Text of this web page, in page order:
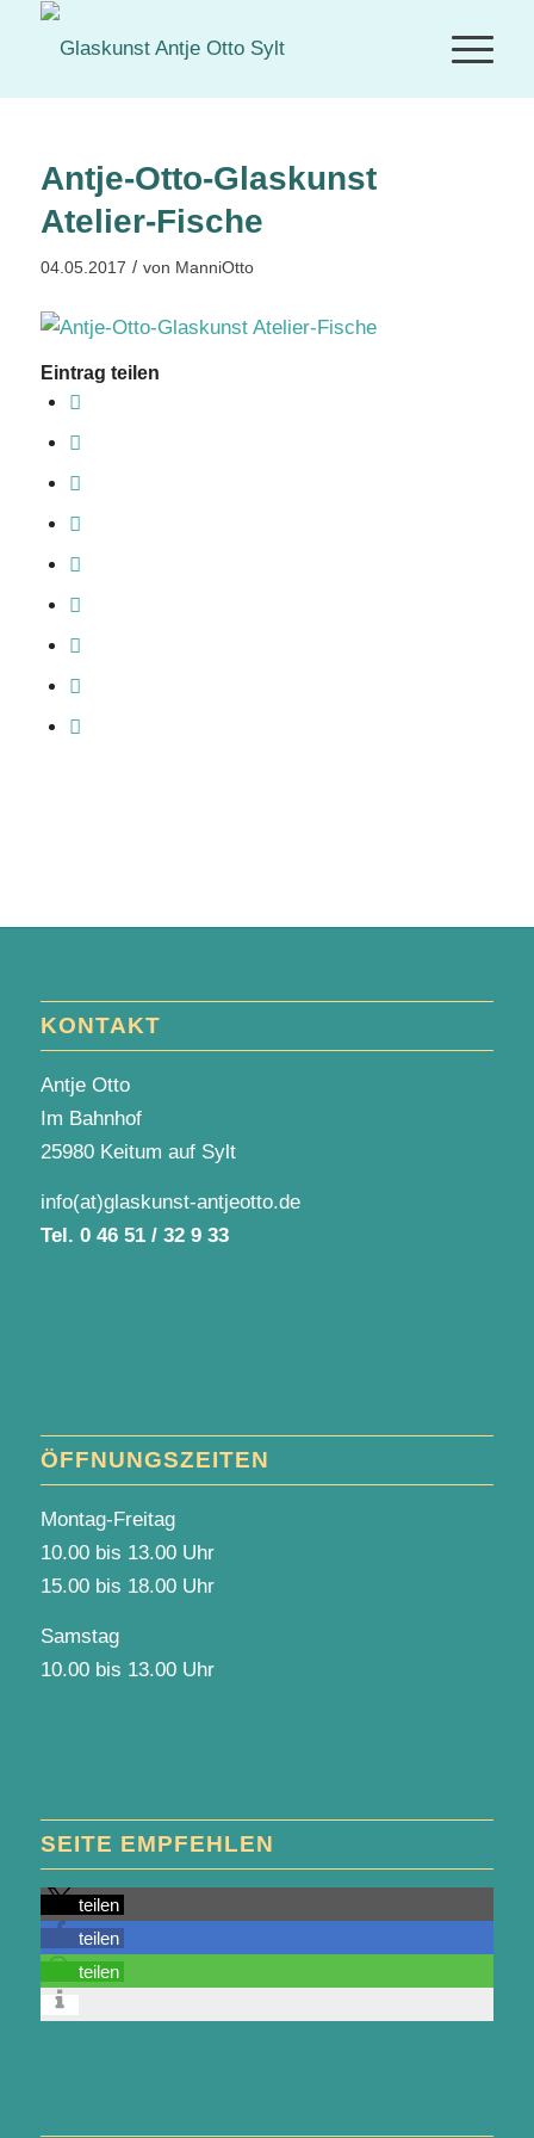
Antje-Otto-Glaskunst
Atelier-Fische
04.05.2017 / von ManniOtto
Eintrag teilen
KONTAKT
Antje Otto
Im Bahnhof
25980 Keitum auf Sylt
info(at)glaskunst-antjeotto.de
Tel. 0 46 51 / 32 9 33
ÖFFNUNGSZEITEN
Montag-Freitag
10.00 bis 13.00 Uhr
15.00 bis 18.00 Uhr
Samstag
10.00 bis 13.00 Uhr
SEITE EMPFEHLEN
teilen
teilen
teilen